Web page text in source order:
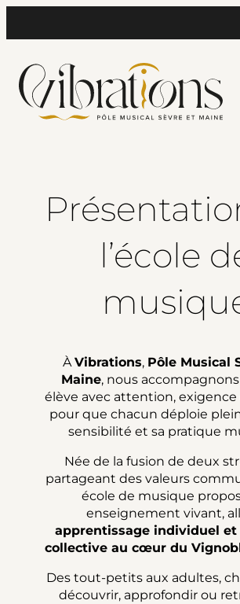
l’école
ÀVibrations, Pôle Musical
Maine, nous
élève avec attention, exigence
pour que chacun déploie
sensibilité et sa pratique
Née de la fusion de deux
partageant des valeurs
école de musique
enseignement vivant,
apprentissage individuel
collective au cœur du
Des tout-petits aux adultes,
découvrir, approfondir ou